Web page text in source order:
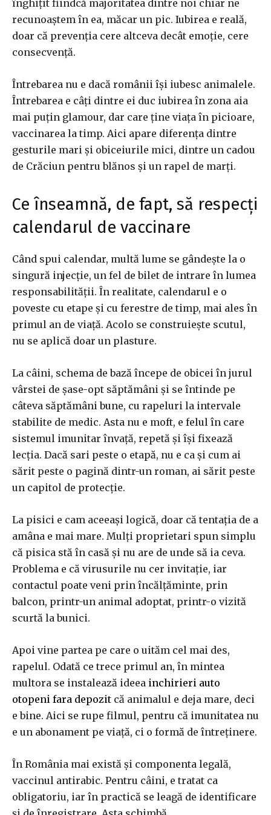
înghițit fiindcă majoritatea dintre noi chiar ne
recunoaștem în ea, măcar un pic. Iubirea e reală,
doar că prevenția cere altceva decât emoție, cere
consecvență.
Întrebarea nu e dacă românii își iubesc animalele.
Întrebarea e câți dintre ei duc iubirea în zona aia
mai puțin glamour, dar care ține viața în picioare,
vaccinarea la timp. Aici apare diferența dintre
gesturile mari și obiceiurile mici, dintre un cadou
de Crăciun pentru blănos și un rapel de marți.
Ce înseamnă, de fapt, să respecți
calendarul de vaccinare
Când spui calendar, multă lume se gândește la o
singură injecție, un fel de bilet de intrare în lumea
responsabilității. În realitate, calendarul e o
poveste cu etape și cu ferestre de timp, mai ales în
primul an de viață. Acolo se construiește scutul,
nu se aplică doar un plasture.
La câini, schema de bază începe de obicei în jurul
vârstei de șase-opt săptămâni și se întinde pe
câteva săptămâni bune, cu rapeluri la intervale
stabilite de medic. Asta nu e moft, e felul în care
sistemul imunitar învață, repetă și își fixează
lecția. Dacă sari peste o etapă, nu e ca și cum ai
sărit peste o pagină dintr-un roman, ai sărit peste
un capitol de protecție.
La pisici e cam aceeași logică, doar că tentația de a
amâna e mai mare. Mulți proprietari spun simplu
că pisica stă în casă și nu are de unde să ia ceva.
Problema e că virusurile nu cer invitație, iar
contactul poate veni prin încălțăminte, prin
balcon, printr-un animal adoptat, printr-o vizită
scurtă la bunici.
Apoi vine partea pe care o uităm cel mai des,
rapelul. Odată ce trece primul an, în mintea
multora se instalează ideea inchirieri auto
otopeni fara depozit că animalul e deja mare, deci
e bine. Aici se rupe filmul, pentru că imunitatea nu
e un abonament pe viață, ci o formă de întreținere.
În România mai există și componenta legală,
vaccinul antirabic. Pentru câini, e tratat ca
obligatoriu, iar în practică se leagă de identificare